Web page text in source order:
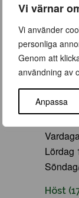
Vi värnar
Vi använder
personliga
Genom att
användning av
Anpassa
Vår
Lördag
Höst